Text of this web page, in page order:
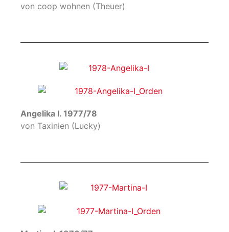
von coop wohnen (Theuer)
Angelika I. 1977/78
von Taxinien (Lucky)